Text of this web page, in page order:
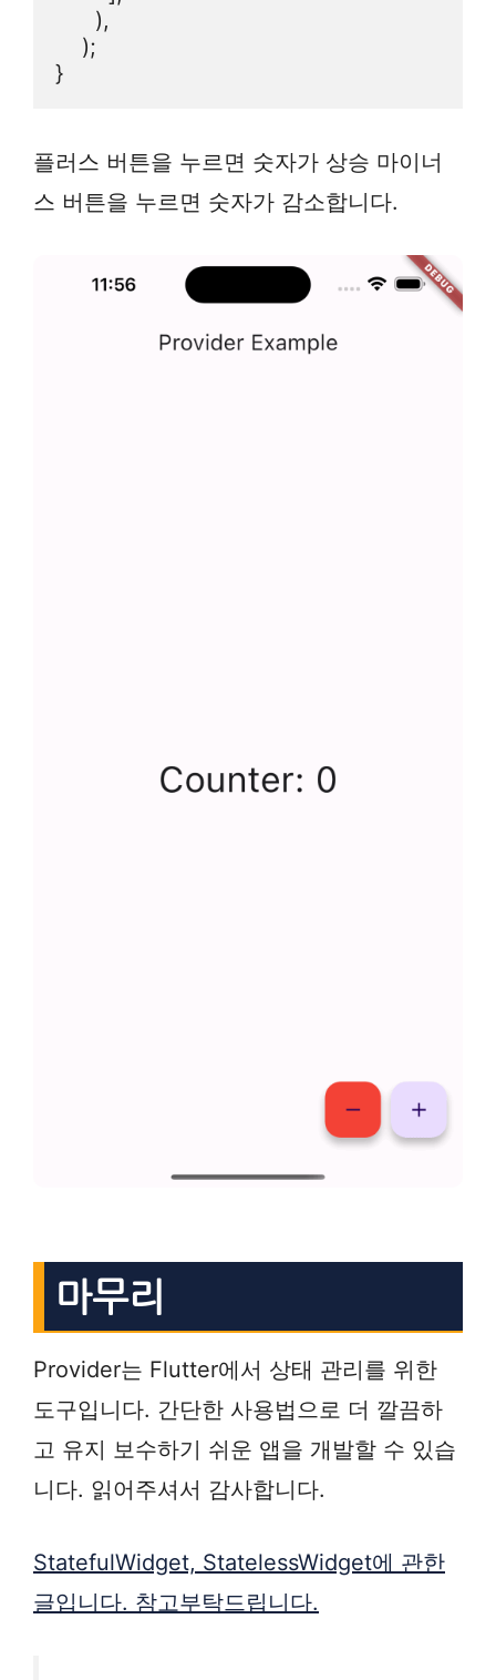
      ),
    );
}
플러스 버튼을 누르면 숫자가 상승 마이너
스 버튼을 누르면 숫자가 감소합니다.
마무리
Provider는 Flutter에서 상태 관리를 위한
도구입니다. 간단한 사용법으로 더 깔끔하
고 유지 보수하기 쉬운 앱을 개발할 수 있습
니다. 읽어주셔서 감사합니다.
StatefulWidget, StatelessWidget에 관한
글입니다. 참고부탁드립니다.